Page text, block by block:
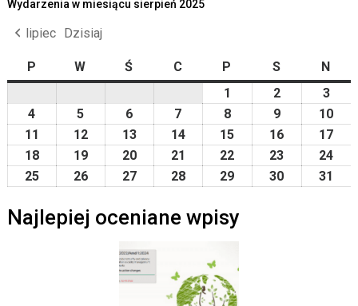
Wydarzenia w miesiącu sierpień 2025
lipiec Dzisiaj
P poniedziałek
W wtorekŚ Cczwartek
P Ssobota N
1
08-
01
22025-
08-
02
3
08-
03
4
08-
04
5
08-
05
6
08-
06
7
08-
07
82025-
08-
08
92025-
08-
09
10
11
08-
11
122025-
08-
12
132025-
08-
13
142025-
14
15 16 17
182025-
08-
192025-
08-
202025-
08-
21
08-
22 23 24
252025-
25
262025-
26
272025-
27
282025-
28
29
29
30 31
Najlepiej oceniane wpisy